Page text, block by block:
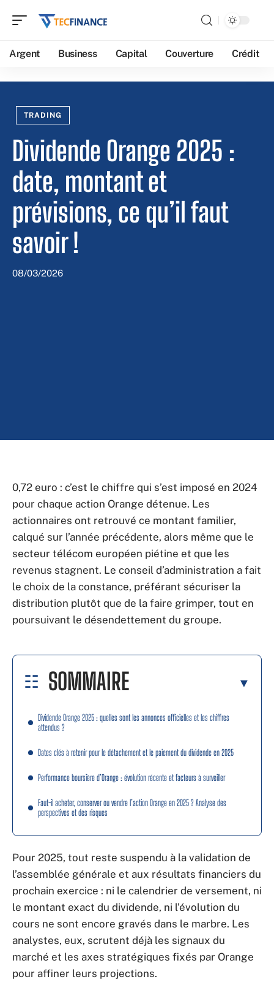
Argent Business Capital Couverture Crédit
TRADING
Dividende Orange 2025 :
date, montant et
prévisions, ce qu’il faut
savoir !
08/03/2026
0,72 euro : c’est le chiffre qui s’est imposé en 2024
pour chaque action Orange détenue. Les
actionnaires ont retrouvé ce montant familier,
calqué sur l’année précédente, alors même que le
secteur télécom européen piétine et que les
revenus stagnent. Le conseil d’administration a fait
le choix de la constance, préférant sécuriser la
distribution plutôt que de la faire grimper, tout en
poursuivant le désendettement du groupe.
SOMMAIRE
Dividende Orange 2025 : quelles sont les annonces officielles et les chiffres
attendus ?
Dates clés à retenir pour le détachement et le paiement du dividende en 2025
Performance boursière d’Orange : évolution récente et facteurs à surveiller
Faut-il acheter, conserver ou vendre l’action Orange en 2025 ? Analyse des
perspectives et des risques
Pour 2025, tout reste suspendu à la validation de
l’assemblée générale et aux résultats financiers du
prochain exercice : ni le calendrier de versement, ni
le montant exact du dividende, ni l’évolution du
cours ne sont encore gravés dans le marbre. Les
analystes, eux, scrutent déjà les signaux du
marché et les axes stratégiques fixés par Orange
pour affiner leurs projections.